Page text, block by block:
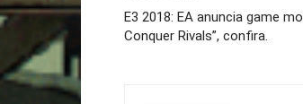
E3 2018: EA anuncia game
Conquer Rivals”, confira.